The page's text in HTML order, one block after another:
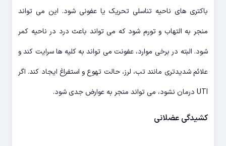
باکتری های ناحیه تناسلی تحریک یا عفونی شود. این می تواند
منجر به التهاب و تورم شود که می تواند باعث درد در ناحیه کمر
شود. البته در برخی موارد، عفونت می تواند به کلیه ها سرایت کند و
علائم شدیدتری مانند تب، لرز، حالت تهوع و استفراغ ایجاد کند. اگر
UTI درمان نشود، می تواند منجر به عوارض جدی شود.
کشیدگی عضلانی